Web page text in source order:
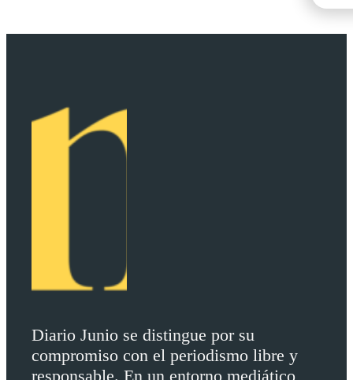
Diario Junio se distingue por su
compromiso con el periodismo libre y
responsable. En un entorno mediático